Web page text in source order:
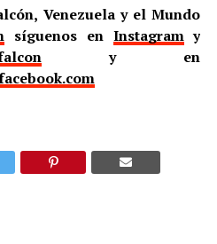
Venezuela y el Mundo
síguenos en Instagramy
y en